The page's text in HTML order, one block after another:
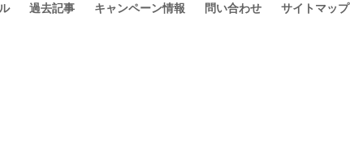
過去記事 キャンペーン情報 問い合わせ サイトマップ